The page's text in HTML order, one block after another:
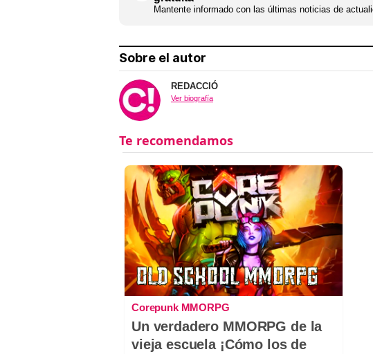
Mantente informado con las últimas noticias de
Sobre el autor
REDACCIÓ
Ver biografía
Corepunk MMORPG
Un verdadero MMORPG de la
vieja escuela ¡Cómo los de